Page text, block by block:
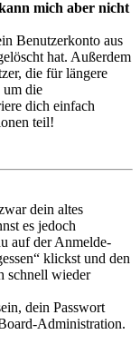
mich aber nicht
Benutzerkonto aus
hat. Außerdem
die für längere
um die
dich einfach
teil!
dein altes
es jedoch
auf der Anmelde-
klickst und den
schnell wieder
dein Passwort
Administration.